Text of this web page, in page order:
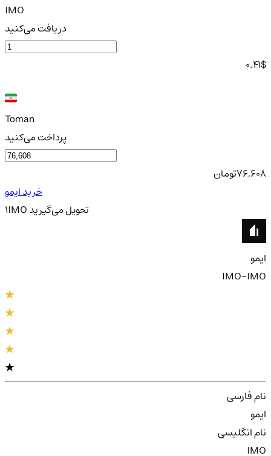
IMO
دریافت می‌کنید
0.41$
Toman
پرداخت می‌کنید
76,608تومان
خرید ایمو
1IMO تحویلمی‌گیرید
ایمو
IMO-IMO
نام فارسی
ایمو
نام انگلیسی
IMO